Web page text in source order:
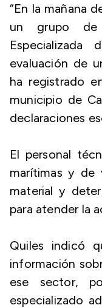
“En la mañana
un grupo
evaluación de
ha registrado
municipio de
declaraciones
El personal
marítimas y de
material y
para atender la
Quiles indicó
información
ese sector,
especializado